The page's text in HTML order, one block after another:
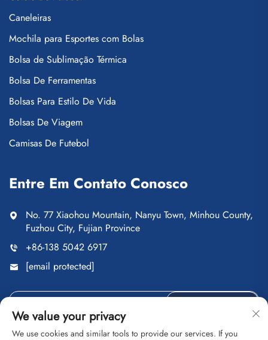
Caneleiras
Mochila para Esportes com Bolas
Bolsa de Sublimação Térmica
Bolsa De Ferramentas
Bolsas Para Estilo De Vida
Bolsas De Viagem
Camisas De Futebol
Entre Em Contato Conosco
No. 77 Xiaohou Mountain, Nanyu Town, Minhou County,
Fuzhou City, Fujian Province
+86-138 5042 6917
[email protected]
We value your privacy
We use cookies and similar tools to provide our services. If you